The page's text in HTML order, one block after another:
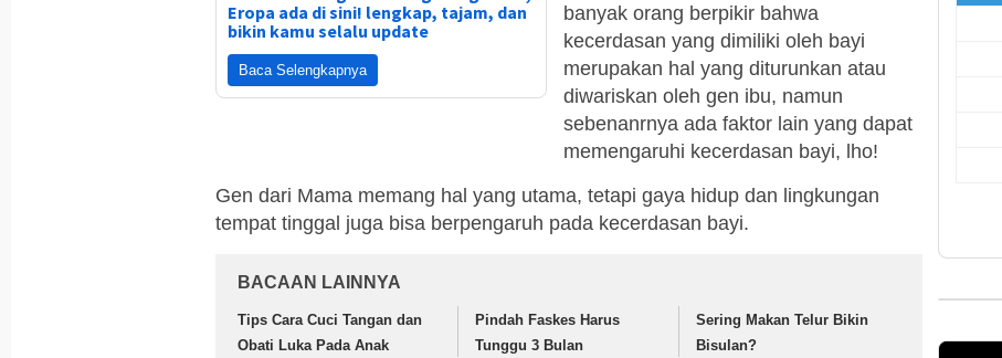
Eropa ada di sini! lengkap, tajam, dan
bikin kamu selalu update
Baca Selengkapnya
banyak orang berpikir bahwa
kecerdasan yang dimiliki oleh bayi
merupakan hal yang diturunkan atau
diwariskan oleh gen ibu, namun
sebenanrnya ada faktor lain yang dapat
memengaruhi kecerdasan bayi, lho!
Gen dari Mama memang hal yang utama, tetapi gaya hidup dan lingkungan
tempat tinggal juga bisa berpengaruh pada kecerdasan bayi.
BACAAN LAINNYA
Tips Cara Cuci Tangan dan
Obati Luka Pada Anak
Pindah Faskes Harus
Tunggu 3 Bulan
Sering Makan Telur Bikin
Bisulan?